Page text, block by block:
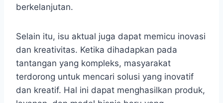
berkelanjutan.
Selain itu, isu aktual juga dapat memicu inovasi
dan kreativitas. Ketika dihadapkan pada
tantangan yang kompleks, masyarakat
terdorong untuk mencari solusi yang inovatif
dan kreatif. Hal ini dapat menghasilkan produk,